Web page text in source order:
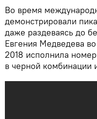
Во время
демонстрировали
даже раздеваясь до
Евгения Медведева
2018 исполнила
в черной комбинации